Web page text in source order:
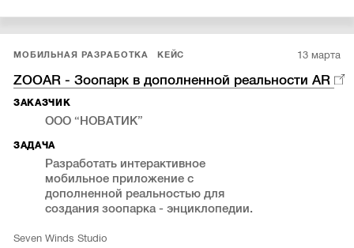
МОБИЛЬНАЯ РАЗРАБОТКА КЕЙС 13 марта
ZOOAR - Зоопарк в дополненной реальности AR
ЗАКАЗЧИК
ООО “НОВАТИК”
ЗАДАЧА
Разработать интерактивное
мобильное приложение с
дополненной реальностью для
создания зоопарка - энциклопедии.
Seven Winds Studio